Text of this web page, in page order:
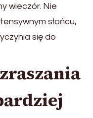
wieczór. Nie
słońcu,
się do